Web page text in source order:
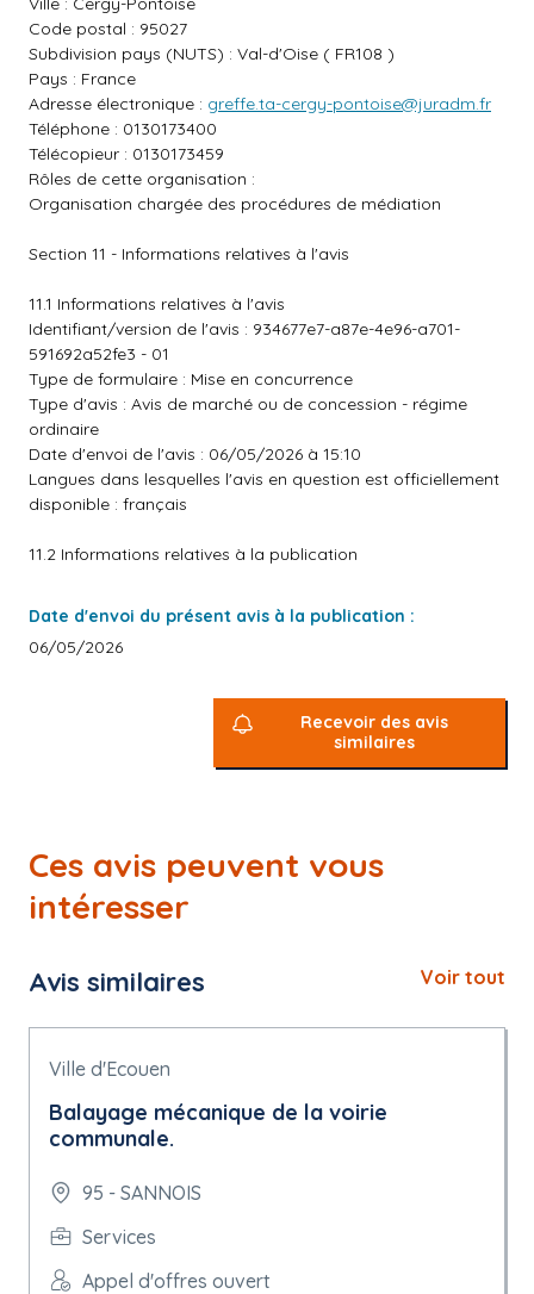
Code postal : 95027
Subdivision pays (NUTS) : Val-d'Oise ( FR108 )
Pays : France
Adresse électronique : greffe.ta-cergy-pontoise@juradm.fr
Téléphone : 0130173400
Télécopieur : 0130173459
Rôles de cette organisation :
Organisation chargée des procédures de médiation
Section 11 - Informations relatives à l'avis
11.1 Informations relatives à l'avis
Identifiant/version de l'avis : 934677e7-a87e-4e96-a701-
591692a52fe3 - 01
Type de formulaire : Mise en concurrence
Type d'avis : Avis de marché ou de concession - régime
ordinaire
Date d'envoi de l'avis : 06/05/2026 à 15:10
Langues dans lesquelles l'avis en question est officiellement
disponible : français
11.2 Informations relatives à la publication
Date d'envoi du présent avis à la publication :
06/05/2026
Recevoir des avis
similaires
Ces avis peuvent vous
intéresser
Avis similaires Voir tout
Ville d'Ecouen
Balayage mécanique de la voirie
communale.
95 - SANNOIS
Services
Appel d'offres ouvert